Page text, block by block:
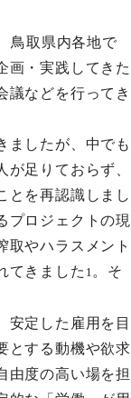
鳥取県内各地で
画・実践してきた
議などを行ってき
したが、中でも
足りておらず、
とを再認識しまし
プロジェクトの現
取やハラスメント
てきました 1 。そ
定した雇用を目
とする動機や欲求
由度の高い場を担